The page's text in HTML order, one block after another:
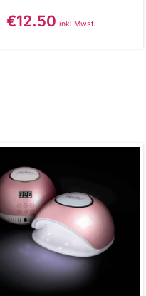
€12.50 inkl Mwst.